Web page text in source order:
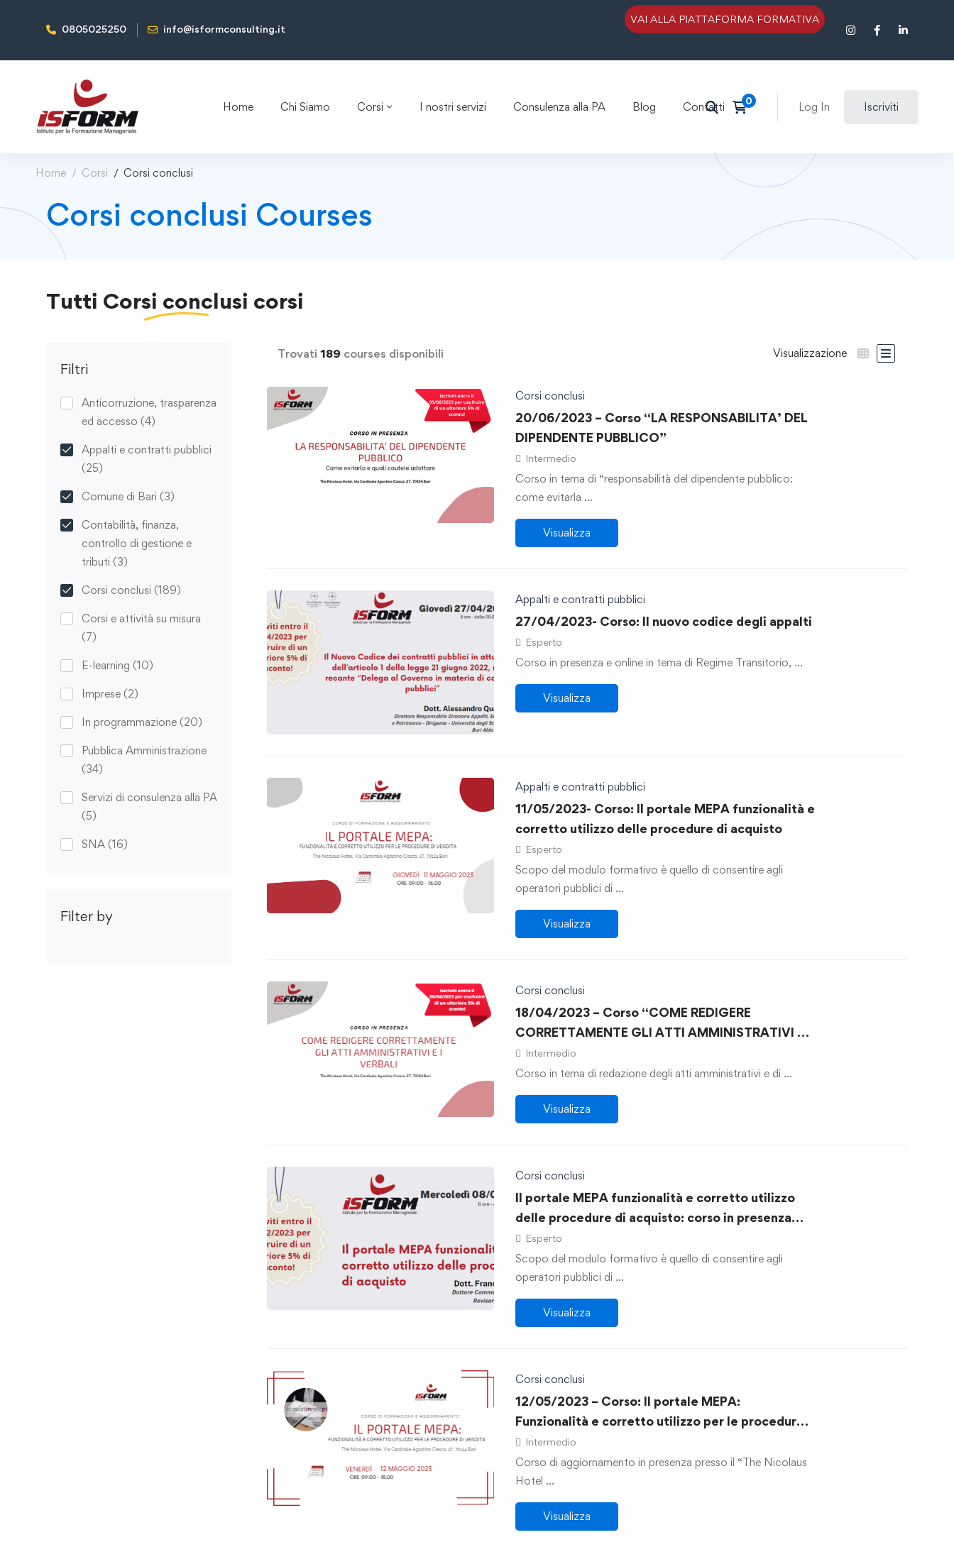
0805025250 info@isformconsulting.it
VAI ALLA PIATTAFORMA FORMATIVA
Home Chi Siamo Corsi I nostri servizi Consulenza alla PA Blog Contatti Log In Iscriviti
Home Corsi Corsi conclusi
Corsi conclusi Courses
Tutti Corsi conclusi corsi
Filtri
Anticorruzione, trasparenza
ed accesso (4)
Appalti e contratti pubblici
(25)
Comune di Bari (3)
Contabilità, finanza,
controllo di gestione e
tributi (3)
Corsi conclusi (189)
Corsi e attività su misura
(7)
E-learning (10)
Imprese (2)
In programmazione (20)
Pubblica Amministrazione
(34)
Servizi di consulenza alla PA
(5)
SNA (16)
Filter by
Trovati 189 courses disponibili Visualizzazione
Corsi conclusi
20/06/2023 – Corso “LA RESPONSABILITA’ DEL
DIPENDENTE PUBBLICO”
Intermedio
Corso in tema di “responsabilità del dipendente pubblico:
come evitarla …
Visualizza
Appalti e contratti pubblici
27/04/2023- Corso: Il nuovo codice degli appalti
Esperto
Corso in presenza e online in tema di Regime Transitorio, …
Visualizza
Appalti e contratti pubblici
11/05/2023- Corso: Il portale MEPA funzionalità e
corretto utilizzo delle procedure di acquisto
Esperto
Scopo del modulo formativo è quello di consentire agli
operatori pubblici di …
Visualizza
Corsi conclusi
18/04/2023 – Corso “COME REDIGERE
CORRETTAMENTE GLI ATTI AMMINISTRATIVI E I
VERBALI”
Intermedio
Corso in tema di redazione degli atti amministrativi e di …
Visualizza
Corsi conclusi
Il portale MEPA funzionalità e corretto utilizzo
delle procedure di acquisto: corso in presenza
08/03/2023
Esperto
Scopo del modulo formativo è quello di consentire agli
operatori pubblici di …
Visualizza
Corsi conclusi
12/05/2023 – Corso: Il portale MEPA:
Funzionalità e corretto utilizzo per le procedure
di vendita
Intermedio
Corso di aggiornamento in presenza presso il “The Nicolaus
Hotel …
Visualizza